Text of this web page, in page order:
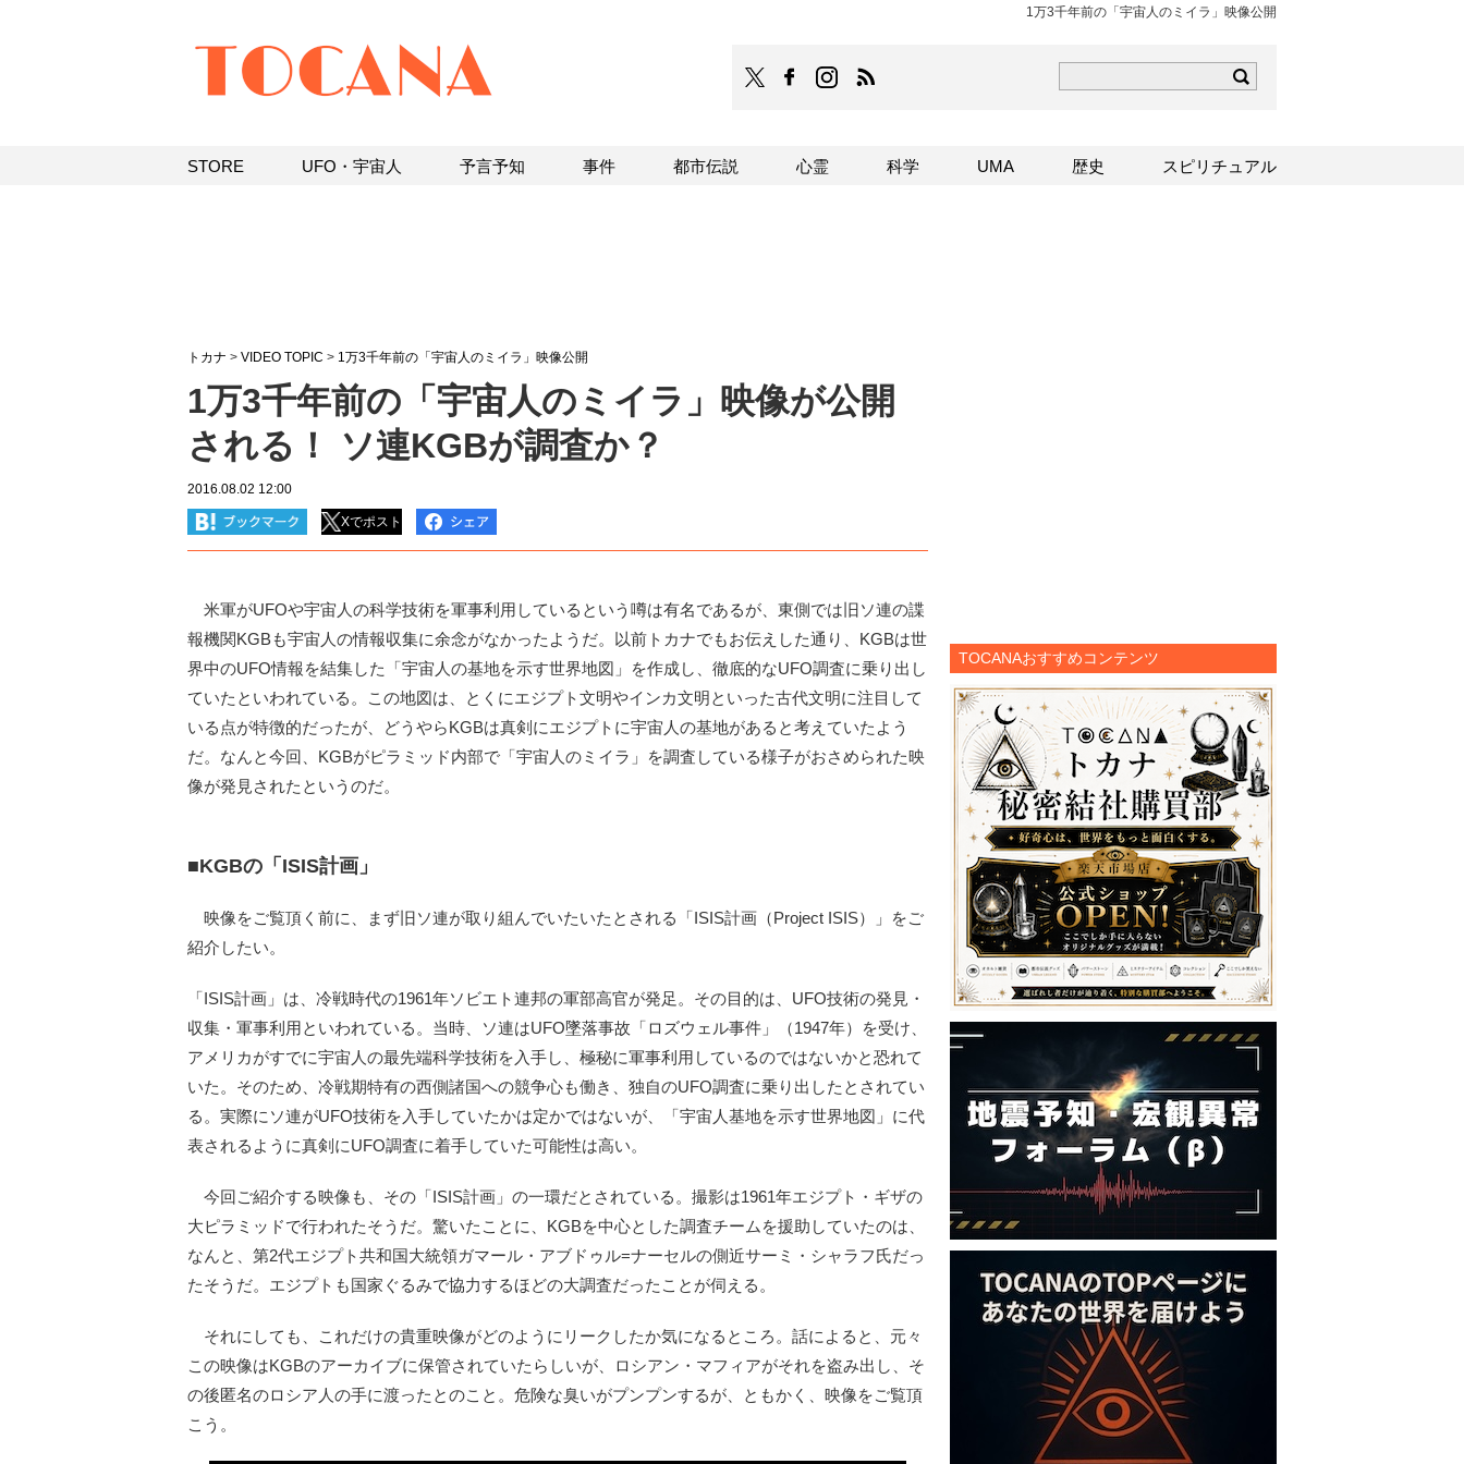
1万3千年前の「宇宙人のミイラ」映像公開
TOCANAのFacebookはこちら
TOCANAのinstagramはこちら
トカナ > VIDEO TOPIC > 1万3千年前の「宇宙人のミイラ」映像公開
1万3千年前の「宇宙人のミイラ」映像が公開
される！ ソ連KGBが調査か？
2016.08.02 12:00
Xでポスト
米軍がUFOや宇宙人の科学技術を軍事利用しているという噂は有名であるが、東側では旧ソ連の諜
報機関KGBも宇宙人の情報収集に余念がなかったようだ。以前トカナでもお伝えした通り、KGBは世
界中のUFO情報を結集した「宇宙人の基地を示す世界地図」を作成し、徹底的なUFO調査に乗り出し
ていたといわれている。この地図は、とくにエジプト文明やインカ文明といった古代文明に注目して
いる点が特徴的だったが、どうやらKGBは真剣にエジプトに宇宙人の基地があると考えていたよう
だ。なんと今回、KGBがピラミッド内部で「宇宙人のミイラ」を調査している様子がおさめられた映
像が発見されたというのだ。
■KGBの「ISIS計画」
映像をご覧頂く前に、まず旧ソ連が取り組んでいたいたとされる「ISIS計画（Project ISIS）」をご
紹介したい。
「ISIS計画」は、冷戦時代の1961年ソビエト連邦の軍部高官が発足。その目的は、UFO技術の発見・
収集・軍事利用といわれている。当時、ソ連はUFO墜落事故「ロズウェル事件」（1947年）を受け、
アメリカがすでに宇宙人の最先端科学技術を入手し、極秘に軍事利用しているのではないかと恐れて
いた。そのため、冷戦期特有の西側諸国への競争心も働き、独自のUFO調査に乗り出したとされてい
る。実際にソ連がUFO技術を入手していたかは定かではないが、「宇宙人基地を示す世界地図」に代
表されるように真剣にUFO調査に着手していた可能性は高い。
今回ご紹介する映像も、その「ISIS計画」の一環だとされている。撮影は1961年エジプト・ギザの
大ピラミッドで行われたそうだ。驚いたことに、KGBを中心とした調査チームを援助していたのは、
なんと、第2代エジプト共和国大統領ガマール・アブドゥル=ナーセルの側近サーミ・シャラフ氏だっ
たそうだ。エジプトも国家ぐるみで協力するほどの大調査だったことが伺える。
それにしても、これだけの貴重映像がどのようにリークしたか気になるところ。話によると、元々
この映像はKGBのアーカイブに保管されていたらしいが、ロシアン・マフィアがそれを盗み出し、そ
の後匿名のロシア人の手に渡ったとのこと。危険な臭いがプンプンするが、ともかく、映像をご覧頂
こう。
TOCANAおすすめコンテンツ
STORE UFO・宇宙人 予言予知 事件 都市伝説 心霊 科学 UMA 歴史 スピリチュアル